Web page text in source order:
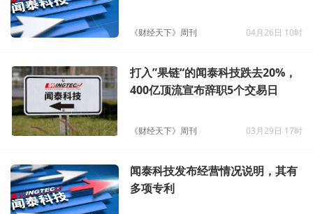
《财经天下》周刊 04月26日 10时
打入”果链“的闻泰科技跌去20%，
400亿顶流宣布辞职5个交易日
《财经天下》周刊 03月29日 17时
闻泰科技发布经营情况说明，其有
多项专利